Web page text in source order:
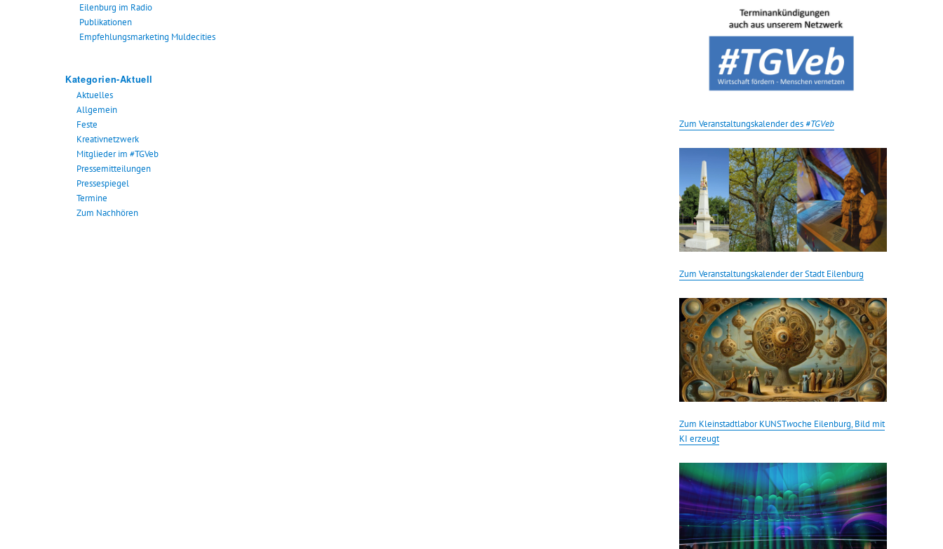
Eilenburg im Radio
Publikationen
Empfehlungsmarketing Muldecities
Kategorien-Aktuell
Aktuelles
Allgemein
Feste
Kreativnetzwerk
Mitglieder im #TGVeb
Pressemitteilungen
Pressespiegel
Termine
Zum Nachhören
Zum Veranstaltungskalender des #TGVeb
Zum Veranstaltungskalender der Stadt Eilenburg
Zum Kleinstadtlabor KUNSTwoche Eilenburg, Bild mit
KI erzeugt